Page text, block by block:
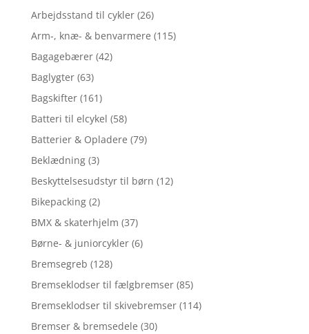
Arbejdsstand til cykler (26)
Arm-, knæ- & benvarmere (115)
Bagagebærer (42)
Baglygter (63)
Bagskifter (161)
Batteri til elcykel (58)
Batterier & Opladere (79)
Beklædning (3)
Beskyttelsesudstyr til børn (12)
Bikepacking (2)
BMX & skaterhjelm (37)
Børne- & juniorcykler (6)
Bremsegreb (128)
Bremseklodser til fælgbremser (85)
Bremseklodser til skivebremser (114)
Bremser & bremsedele (30)